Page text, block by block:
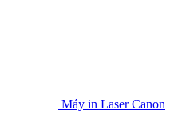
Máy in Laser Canon